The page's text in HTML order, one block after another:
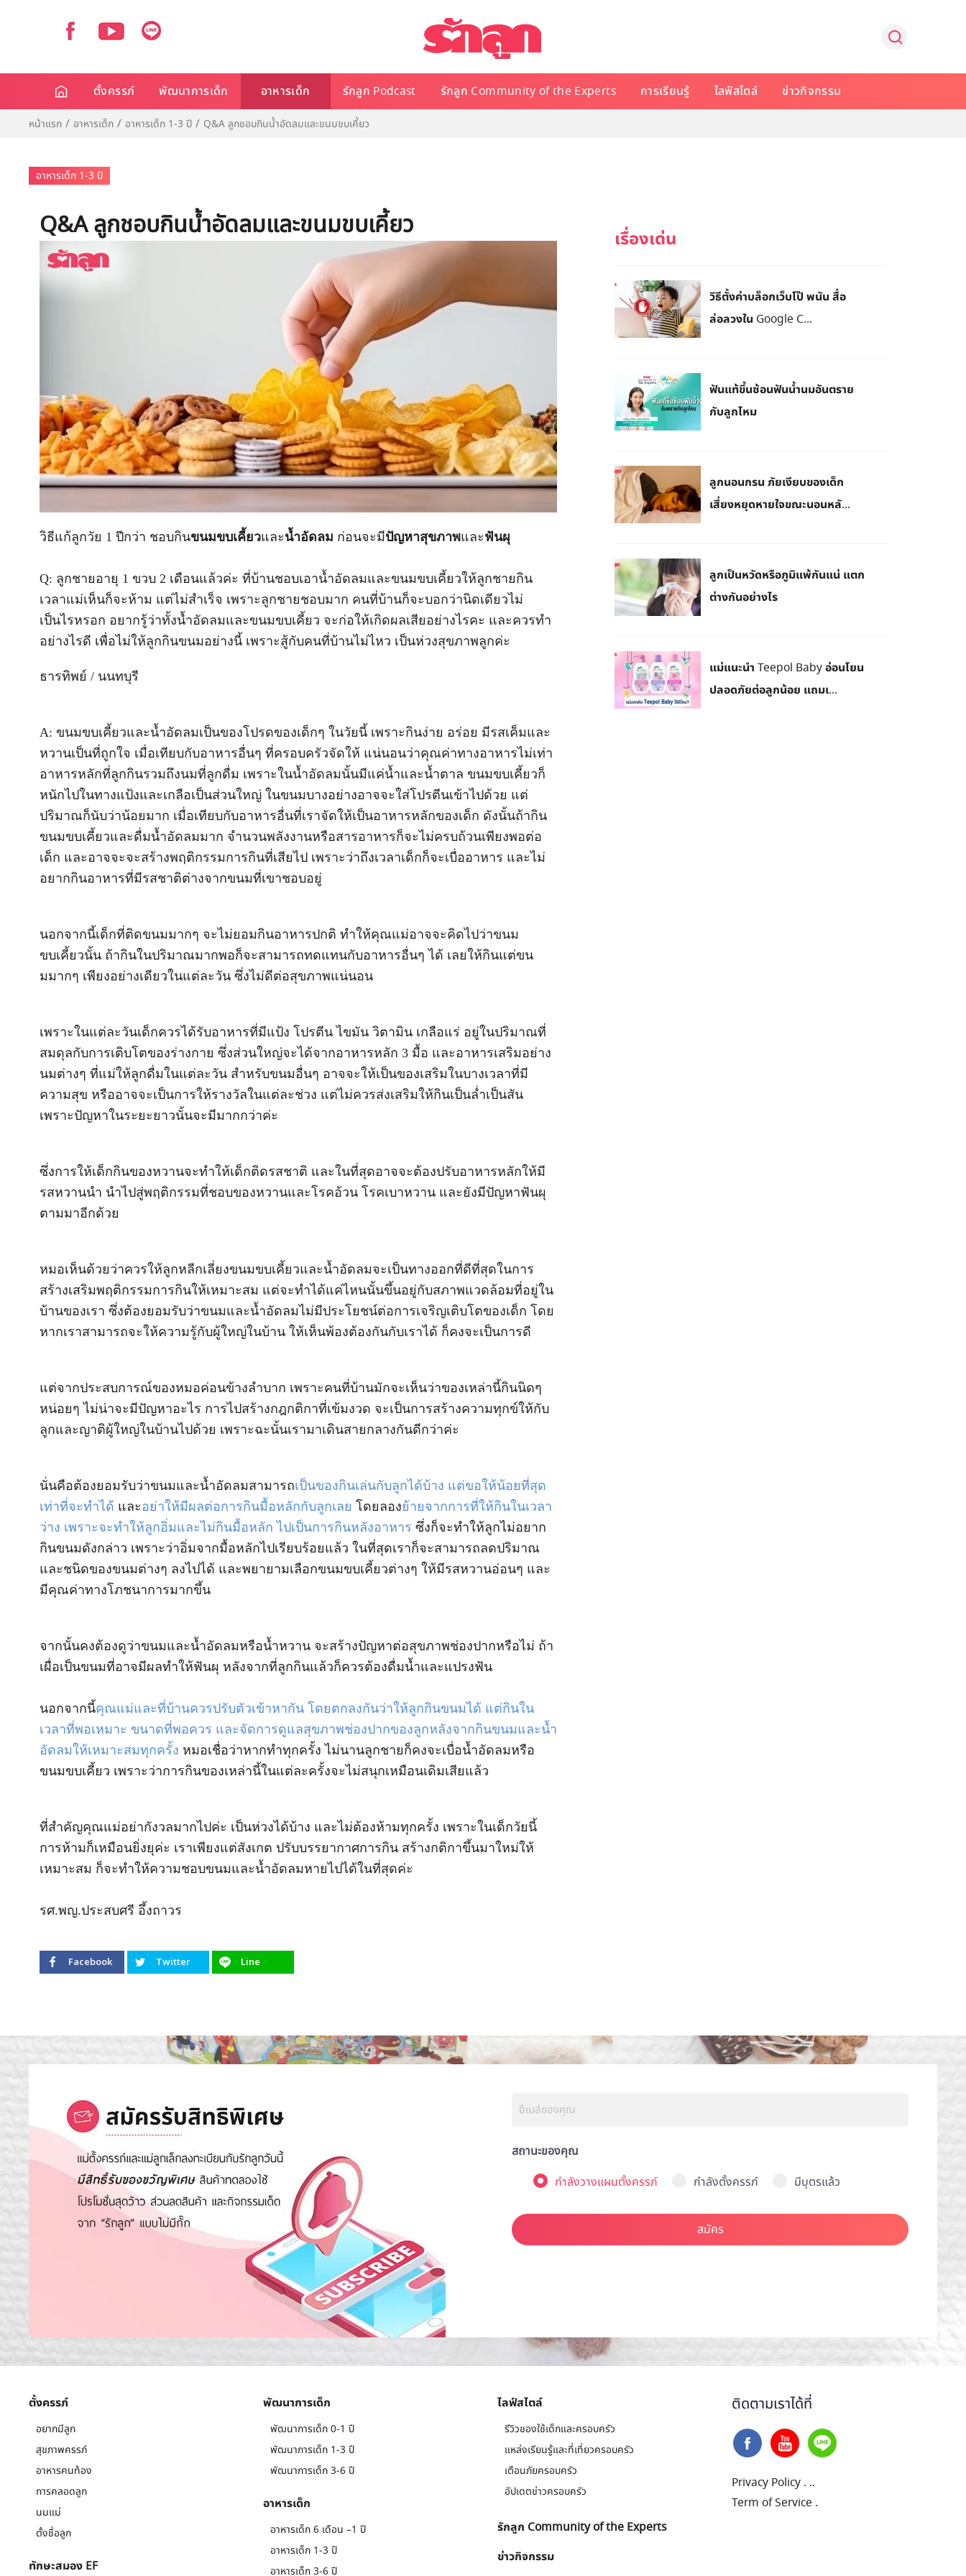
ตั้งครรภ์ พัฒนาการเด็ก อาหารเด็ก รักลูก Podcast รักลูก Community of the Experts การเรียนรู้ ไลฟ์สไตล์ ข่าวกิจกรรม
หน้าแรก อาหารเด็ก อาหารเด็ก 1-3 ปี Q&A ลูกชอบกินน้ำอัดลมและขนมขบเคี้ยว
อาหารเด็ก 1-3 ปี
Q&A ลูกชอบกินน้ำอัดลมและขนมขบเคี้ยว
วิธีแก้ลูกวัย 1 ปีกว่า ชอบกินขนมขบเคี้ยวและน้ำอัดลม ก่อนจะมีปัญหาสุขภาพและฟันผุ
Q: ลูกชายอายุ 1 ขวบ 2 เดือนแล้วค่ะ ที่บ้านชอบเอาน้ำอัดลมและขนมขบเคี้ยวให้ลูกชายกิน
เวลาแม่เห็นก็จะห้าม แต่ไม่สำเร็จ เพราะลูกชายชอบมาก คนที่บ้านก็จะบอกว่านิดเดียวไม่
เป็นไรหรอก อยากรู้ว่าทั้งน้ำอัดลมและขนมขบเคี้ยว จะก่อให้เกิดผลเสียอย่างไรคะ และควรทำ
อย่างไรดี เพื่อไม่ให้ลูกกินขนมอย่างนี้ เพราะสู้กับคนที่บ้านไม่ไหว เป็นห่วงสุขภาพลูกค่ะ
ธารทิพย์ / นนทบุรี
A: ขนมขบเคี้ยวและน้ำอัดลมเป็นของโปรดของเด็กๆ ในวัยนี้ เพราะกินง่าย อร่อย มีรสเค็มและ
หวานเป็นที่ถูกใจ เมื่อเทียบกับอาหารอื่นๆ ที่ครอบครัวจัดให้ แน่นอนว่าคุณค่าทางอาหารไม่เท่า
อาหารหลักที่ลูกกินรวมถึงนมที่ลูกดื่ม เพราะในน้ำอัดลมนั้นมีแค่น้ำและน้ำตาล ขนมขบเคี้ยวก็
หนักไปในทางแป้งและเกลือเป็นส่วนใหญ่ ในขนมบางอย่างอาจจะใส่โปรตีนเข้าไปด้วย แต่
ปริมาณก็นับว่าน้อยมาก เมื่อเทียบกับอาหารอื่นที่เราจัดให้เป็นอาหารหลักของเด็ก ดังนั้นถ้ากิน
ขนมขบเคี้ยวและดื่มน้ำอัดลมมาก จำนวนพลังงานหรือสารอาหารก็จะไม่ครบถ้วนเพียงพอต่อ
เด็ก และอาจจะจะสร้างพฤติกรรมการกินที่เสียไป เพราะว่าถึงเวลาเด็กก็จะเบื่ออาหาร และไม่
อยากกินอาหารที่มีรสชาติต่างจากขนมที่เขาชอบอยู่
นอกจากนี้เด็กที่ติดขนมมากๆ จะไม่ยอมกินอาหารปกติ ทำให้คุณแม่อาจจะคิดไปว่าขนม
ขบเคี้ยวนั้น ถ้ากินในปริมาณมากพอก็จะสามารถทดแทนกับอาหารอื่นๆ ได้ เลยให้กินแต่ขน
มมากๆ เพียงอย่างเดียวในแต่ละวัน ซึ่งไม่ดีต่อสุขภาพแน่นอน
เพราะในแต่ละวันเด็กควรได้รับอาหารที่มีแป้ง โปรตีน ไขมัน วิตามิน เกลือแร่ อยู่ในปริมาณที่
สมดุลกับการเติบโตของร่างกาย ซึ่งส่วนใหญ่จะได้จากอาหารหลัก 3 มื้อ และอาหารเสริมอย่าง
นมต่างๆ ที่แม่ให้ลูกดื่มในแต่ละวัน สำหรับขนมอื่นๆ อาจจะให้เป็นของเสริมในบางเวลาที่มี
ความสุข หรืออาจจะเป็นการให้รางวัลในแต่ละช่วง แต่ไม่ควรส่งเสริมให้กินเป็นล่ำเป็นสัน
เพราะปัญหาในระยะยาวนั้นจะมีมากกว่าค่ะ
ซึ่งการให้เด็กกินของหวานจะทำให้เด็กติดรสชาติ และในที่สุดอาจจะต้องปรับอาหารหลักให้มี
รสหวานนำ นำไปสู่พฤติกรรมที่ชอบของหวานและโรคอ้วน โรคเบาหวาน และยังมีปัญหาฟันผุ
ตามมาอีกด้วย
หมอเห็นด้วยว่าควรให้ลูกหลีกเลี่ยงขนมขบเคี้ยวและน้ำอัดลมจะเป็นทางออกที่ดีที่สุดในการ
สร้างเสริมพฤติกรรมการกินให้เหมาะสม แต่จะทำได้แค่ไหนนั้นขึ้นอยู่กับสภาพแวดล้อมที่อยู่ใน
บ้านของเรา ซึ่งต้องยอมรับว่าขนมและน้ำอัดลมไม่มีประโยชน์ต่อการเจริญเติบโตของเด็ก โดย
หากเราสามารถจะให้ความรู้กับผู้ใหญ่ในบ้าน ให้เห็นพ้องต้องกันกับเราได้ ก็คงจะเป็นการดี
แต่จากประสบการณ์ของหมอค่อนข้างลำบาก เพราะคนที่บ้านมักจะเห็นว่าของเหล่านี้กินนิดๆ
หน่อยๆ ไม่น่าจะมีปัญหาอะไร การไปสร้างกฎกติกาที่เข้มงวด จะเป็นการสร้างความทุกข์ให้กับ
ลูกและญาติผู้ใหญ่ในบ้านไปด้วย เพราะฉะนั้นเรามาเดินสายกลางกันดีกว่าค่ะ
นั่นคือต้องยอมรับว่าขนมและน้ำอัดลมสามารถเป็นของกินเล่นกับลูกได้บ้าง แต่ขอให้น้อยที่สุด
เท่าที่จะทำได้ และอย่าให้มีผลต่อการกินมื้อหลักกับลูกเลย โดยลองย้ายจากการที่ให้กินในเวลา
ว่าง เพราะจะทำให้ลูกอิ่มและไม่กินมื้อหลัก ไปเป็นการกินหลังอาหาร ซึ่งก็จะทำให้ลูกไม่อยาก
กินขนมดังกล่าว เพราะว่าอิ่มจากมื้อหลักไปเรียบร้อยแล้ว ในที่สุดเราก็จะสามารถลดปริมาณ
และชนิดของขนมต่างๆ ลงไปได้ และพยายามเลือกขนมขบเคี้ยวต่างๆ ให้มีรสหวานอ่อนๆ และ
มีคุณค่าทางโภชนาการมากขึ้น
จากนั้นคงต้องดูว่าขนมและน้ำอัดลมหรือน้ำหวาน จะสร้างปัญหาต่อสุขภาพช่องปากหรือไม่ ถ้า
เผื่อเป็นขนมที่อาจมีผลทำให้ฟันผุ หลังจากที่ลูกกินแล้วก็ควรต้องดื่มน้ำและแปรงฟัน
นอกจากนี้คุณแม่และที่บ้านควรปรับตัวเข้าหากัน โดยตกลงกันว่าให้ลูกกินขนมได้ แต่กินใน
เวลาที่พอเหมาะ ขนาดที่พอควร และจัดการดูแลสุขภาพช่องปากของลูกหลังจากกินขนมและน้ำ
อัดลมให้เหมาะสมทุกครั้ง หมอเชื่อว่าหากทำทุกครั้ง ไม่นานลูกชายก็คงจะเบื่อน้ำอัดลมหรือ
ขนมขบเคี้ยว เพราะว่าการกินของเหล่านี้ในแต่ละครั้งจะไม่สนุกเหมือนเดิมเสียแล้ว
ที่สำคัญคุณแม่อย่ากังวลมากไปค่ะ เป็นห่วงได้บ้าง และไม่ต้องห้ามทุกครั้ง เพราะในเด็กวัยนี้
การห้ามก็เหมือนยิ่งยุค่ะ เราเพียงแต่สังเกต ปรับบรรยากาศการกิน สร้างกติกาขึ้นมาใหม่ให้
เหมาะสม ก็จะทำให้ความชอบขนมและน้ำอัดลมหายไปได้ในที่สุดค่ะ
รศ.พญ.ประสบศรี อึ้งถาวร
Facebook Twitter Line
วิธีตั้งค่าบล็อกเว็บโป๊ พนัน สื่อ
ล่อลวงใน Google C...
ฟันแท้ขึ้นซ้อนฟันน้ำนมอันตราย
กับลูกไหม
ลูกนอนกรน ภัยเงียบของเด็ก
เสี่ยงหยุดหายใจขณะนอนหลั...
ลูกเป็นหวัดหรือภูมิแพ้กันแน่ แตก
ต่างกันอย่างไร
แม่แนะนำ Teepol Baby อ่อนโยน
ปลอดภัยต่อลูกน้อย แถมเ...
สถานะของคุณ
กำลังวางแผนตั้งครรภ์
กำลังตั้งครรภ์ มีบุตรแล้ว
สมัคร
ตั้งครรภ์
อยากมีลูก
สุขภาพครรภ์
อาหารคนท้อง
การคลอดลูก
นมแม่
ตั้งชื่อลูก
ทักษะสมอง EF
พัฒนาการเด็ก
พัฒนาการเด็ก 0-1 ปี
พัฒนาการเด็ก 1-3 ปี
พัฒนาการเด็ก 3-6 ปี
อาหารเด็ก
อาหารเด็ก 6 เดือน –1 ปี
อาหารเด็ก 1-3 ปี
อาหารเด็ก 3-6 ปี
ไลฟ์สไตล์
รีวิวของใช้เด็กและครอบครัว
แหล่งเรียนรู้และที่เที่ยวครอบครัว
เตือนภัยครอบครัว
อัปเดตข่าวครอบครัว
รักลูก Community of the Experts
ข่าวกิจกรรม
ติดตามเราได้ที่
Privacy Policy . ..
Term of Service .